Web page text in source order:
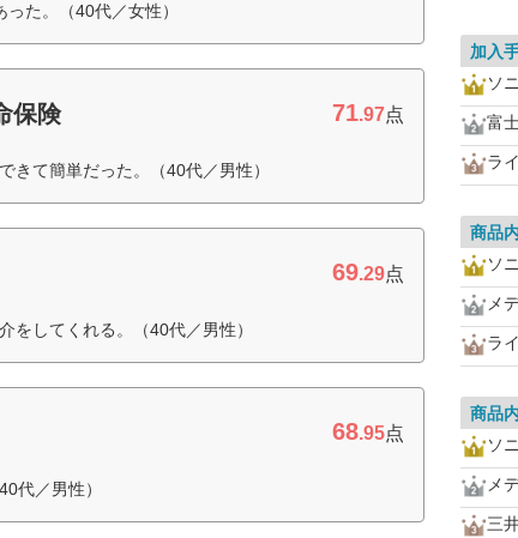
た。（40代／女性）
保険 71.97点
きて簡単だった。（40代／男性）
69.29点
をしてくれる。（40代／男性）
68.95点
代／男性）
加入
ソ
富
ラ
商品
ソ
メ
ラ
商品
ソ
メ
三